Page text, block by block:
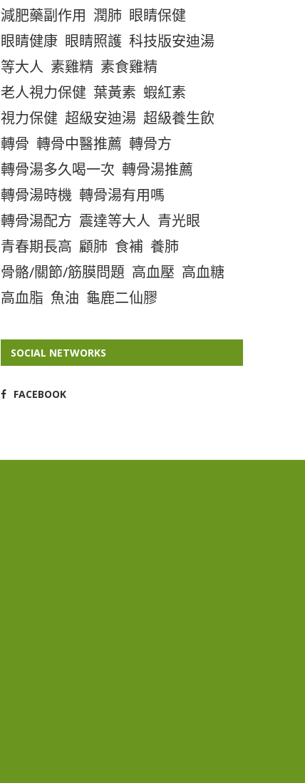
減肥藥副作用 潤肺 眼睛保健
眼睛健康 眼睛照護 科技版安迪湯
等大人 素雞精 素食雞精
老人視力保健 葉黃素 蝦紅素
視力保健 超級安迪湯 超級養生飲
轉骨 轉骨中醫推薦 轉骨方
轉骨湯多久喝一次 轉骨湯推薦
轉骨湯時機 轉骨湯有用嗎
轉骨湯配方 震達等大人 青光眼
青春期長高 顧肺 食補 養肺
骨骼/關節/筋膜問題 高血壓 高血糖
高血脂 魚油 龜鹿二仙膠
SOCIAL NETWORKS
FACEBOOK